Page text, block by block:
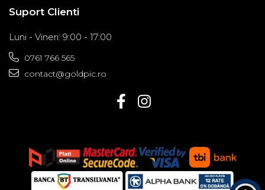
Suport Clienti
Luni - Vineri: 9:00 - 17:00
0761 766 565
contact@goldpic.ro